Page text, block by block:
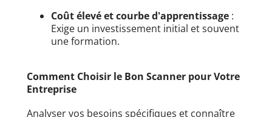
Coût élevé et courbe d'apprentissage :
Exige un investissement initial et souvent
une formation.
Comment Choisir le Bon Scanner pour Votre
Entreprise
Analyser vos besoins spécifiques et connaître